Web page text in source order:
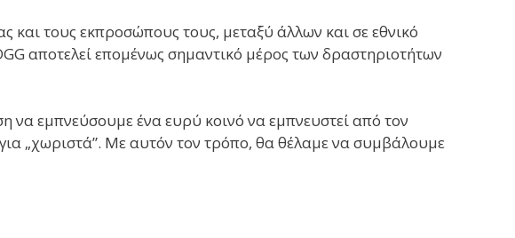
τους εκπροσώπους τους, μεταξύ άλλων και σε εθνικό
αποτελεί επομένως σημαντικό μέρος των δραστηριοτήτων
εμπνεύσουμε ένα ευρύ κοινό να εμπνευστεί από τον
„χωριστά”. Με αυτόν τον τρόπο, θα θέλαμε να συμβάλουμε